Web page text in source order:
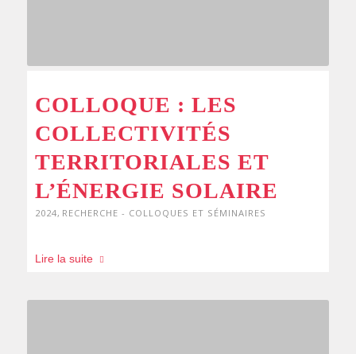
COLLOQUE : LES
COLLECTIVITÉS
TERRITORIALES ET
L’ÉNERGIE SOLAIRE
2024, RECHERCHE - COLLOQUES ET SÉMINAIRES
Lire la suite